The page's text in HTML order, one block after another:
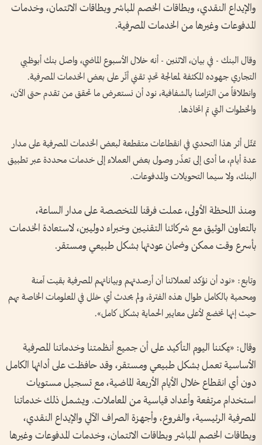
والإيداع النقدي، وبطاقات الخصم المباشر وبطاقات الائتمان، وخدمات
المدفوعات وغيرها من الخدمات المصرفية.
وقال البنك - في بيان، الاثنين - أنه خلال الأسبوع الماضي، واصل بنك أبوظبي
التجاري جهوده المكثفة لمعالجة تحدٍ تقني أثّر على بعض الخدمات المصرفية.
وانطلاقاً من التزامنا بالشفافية، نود أن نستعرض ما تحقق من تقدم حتى الآن،
والخطوات التي تم اتخاذها.
تمثّل أثر هذا التحدي في انقطاعات متقطعة لبعض الخدمات المصرفية على مدار
عدة أيام، ما أدى إلى تعذّر وصول بعض العملاء إلى خدمات محددة عبر تطبيق
البنك، ولا سيما التحويلات والمدفوعات.
ومنذ اللحظة الأولى، عملت فرقنا المتخصصة على مدار الساعة،
بالتعاون الوثيق مع شركائنا التقنيين وخبراء دوليين، لاستعادة الخدمات
بأسرع وقت ممكن وضمان عودتها بشكل طبيعي ومستقر.
وتابع: «نود أن نؤكد لعملائنا أن أرصدتهم وبياناتهم المصرفية بقيت آمنة
ومحمية بالكامل طوال هذه الفترة، ولم يحدث أي خلل في المعلومات الخاصة بهم
حيث إنها تخضع لأعلى معايير الحماية بشكل كامل».
وقال: «يمكننا اليوم التأكيد على أن جميع أنظمتنا وخدماتنا المصرفية
الأساسية تعمل بشكل طبيعي ومستقر، وقد حافظت على أدائها الكامل
دون أي انقطاع خلال الأيام الأربعة الماضية، مع تسجيل مستويات
استخدام مرتفعة وأعداد قياسية من المعاملات. ويشمل ذلك خدماتنا
المصرفية الرئيسية، والفروع، وأجهزة الصراف الآلي والإيداع النقدي،
وبطاقات الخصم المباشر وبطاقات الائتمان، وخدمات المدفوعات وغيرها